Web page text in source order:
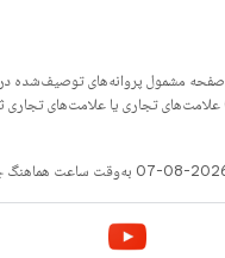
صفحه مشمول پروانه‌های توصیف‌شده در